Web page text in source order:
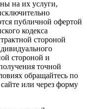
на их услуги,
публичной офертой
кодекса
стороной
стороной и
точной
обращайтесь по
или через форму